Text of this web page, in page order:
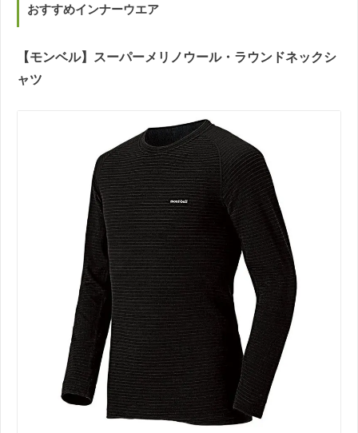
おすすめインナーウエア
【モンベル】スーパーメリノウール・ラウンドネックシ
ャツ